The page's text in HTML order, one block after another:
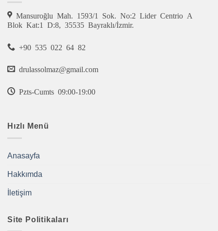
Mansuroğlu Mah. 1593/1 Sok. No:2 Lider Centrio A
Blok Kat:1 D:8, 35535 Bayraklı/İzmir.
+90 535 022 64 82
drulassolmaz@gmail.com
Pzts-Cumts 09:00-19:00
Hızlı Menü
Anasayfa
Hakkımda
İletişim
Site Politikaları